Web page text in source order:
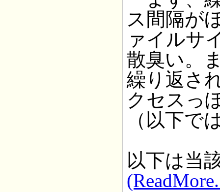
ス間隔が
ァイルサ
散臭い。
繰り返さ
クセスっ
（以下で
以下は当